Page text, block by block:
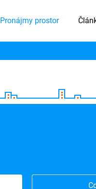
Pronájmy prostor